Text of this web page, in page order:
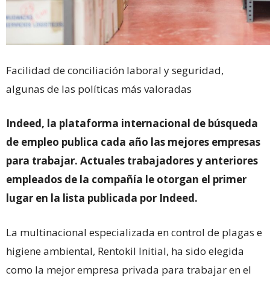
Facilidad de conciliación laboral y seguridad,
algunas de las políticas más valoradas
Indeed, la plataforma internacional de búsqueda
de empleo publica cada año las mejores empresas
para trabajar. Actuales trabajadores y anteriores
empleados de la compañía le otorgan el primer
lugar en la lista publicada por Indeed.
La multinacional especializada en control de plagas e
higiene ambiental, Rentokil Initial, ha sido elegida
como la mejor empresa privada para trabajar en el